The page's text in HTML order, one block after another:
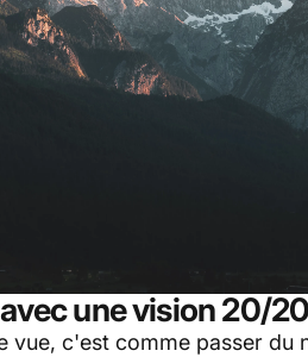
une vision 20/20
vue, c'est comme passer